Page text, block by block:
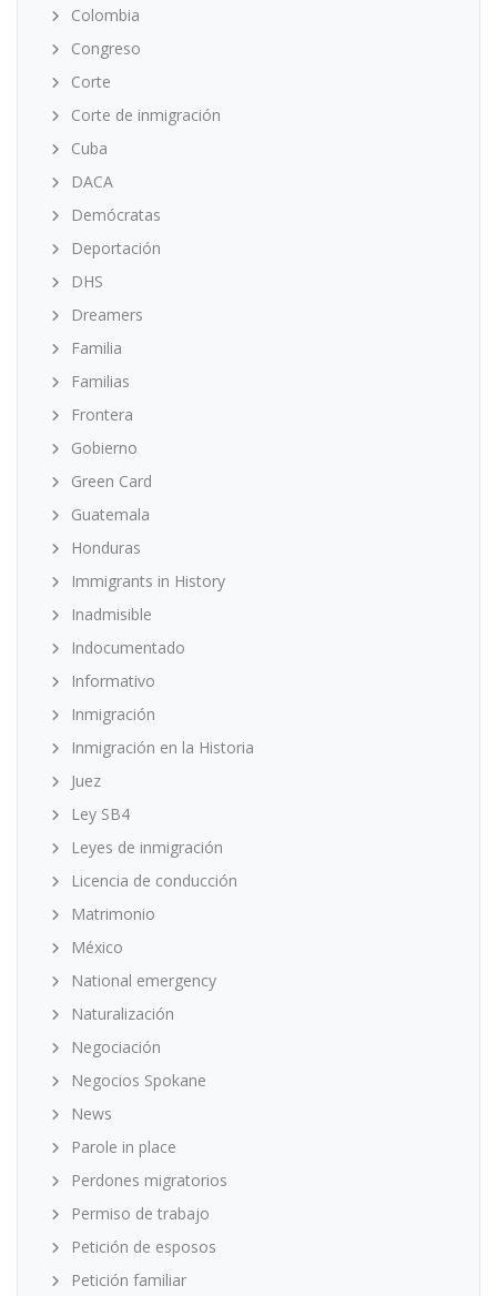
Colombia
Congreso
Corte
Corte de inmigración
Cuba
DACA
Demócratas
Deportación
DHS
Dreamers
Familia
Familias
Frontera
Gobierno
Green Card
Guatemala
Honduras
Immigrants in History
Inadmisible
Indocumentado
Informativo
Inmigración
Inmigración en la Historia
Juez
Ley SB4
Leyes de inmigración
Licencia de conducción
Matrimonio
México
National emergency
Naturalización
Negociación
Negocios Spokane
News
Parole in place
Perdones migratorios
Permiso de trabajo
Petición de esposos
Petición familiar